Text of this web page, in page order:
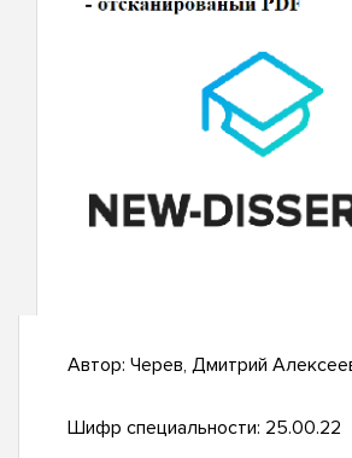
Автор: Черев, Дмитрий
Шифр специальности: 25.00.22